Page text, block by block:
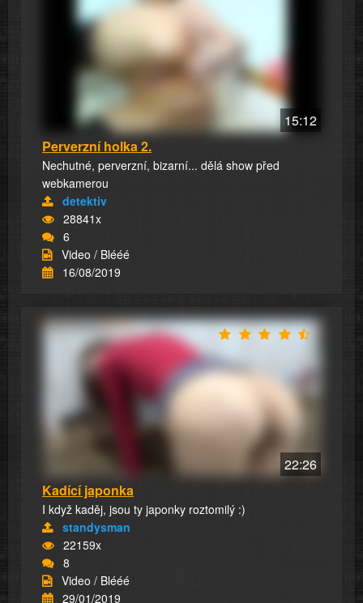
15:12
Perverzní holka 2.
Nechutné, perverzní, bizarní... dělá show před
webkamerou
detektiv
28841x
6
Video / Blééé
16/08/2019
22:26
Kadící japonka
I když kaděj, jsou ty japonky roztomilý :)
standysman
22159x
8
Video / Blééé
29/01/2019